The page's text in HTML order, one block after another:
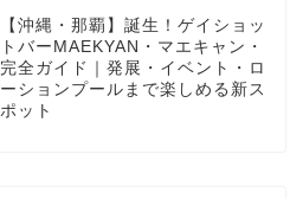
【沖縄・那覇】誕生！ゲイショッ
トバーMAEKYAN・マエキャン・
完全ガイド｜発展・イベント・ロ
ーションプールまで楽しめる新ス
ポット